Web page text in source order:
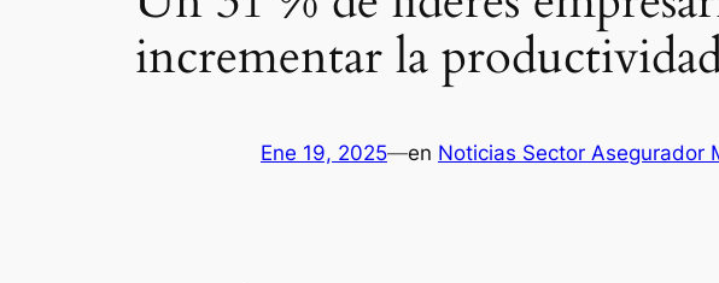
incrementar la
Ene 19, 2025—en Noticias Sector Asegurador